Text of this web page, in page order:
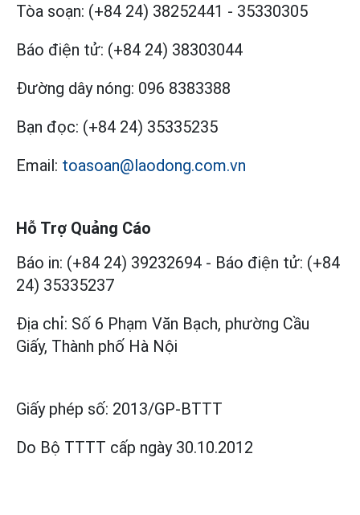
Tòa soạn: (+84 24) 38252441 - 35330305
Báo điện tử: (+84 24) 38303044
Đường dây nóng: 096 8383388
Bạn đọc: (+84 24) 35335235
Email: toasoan@laodong.com.vn
Hỗ Trợ Quảng Cáo
Báo in: (+84 24) 39232694 - Báo điện tử: (+84
24) 35335237
Địa chỉ: Số 6 Phạm Văn Bạch, phường Cầu
Giấy, Thành phố Hà Nội
Giấy phép số: 2013/GP-BTTT
Do Bộ TTTT cấp ngày 30.10.2012